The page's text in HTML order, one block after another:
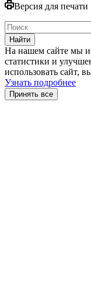
Версия для печати
Найти
На нашем сайте мы
статистики и
использовать сайт,
Узнать подробнее
Принять все